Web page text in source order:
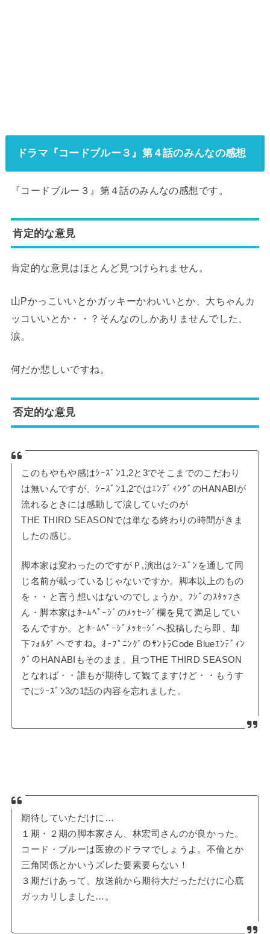
ドラマ『コードブルー３』第４話のみんなの感想
『コードブルー３』第４話のみんなの感想です。
肯定的な意見
肯定的な意見はほとんど見つけられません。
山Pかっこいいとかガッキーかわいいとか、大ちゃんカ
ッコいいとか・・？そんなのしかありませんでした、
涙。
何だか悲しいですね。
否定的な意見
このもやもや感はｼｰｽﾞﾝ1,2と3でそこまでのこだわり
は無いんですが、ｼｰｽﾞﾝ1,2ではｴﾝﾃﾞｨﾝｸﾞのHANABIが
流れるときには感動して涙していたのが
THE THIRD SEASONでは単なる終わりの時間がきま
したの感じ。
脚本家は変わったのですがＰ,演出はｼｰｽﾞﾝを通して同
じ名前が載っているじゃないですか。脚本以上のもの
を・・と言う想いはないのでしょうか。ﾌｼﾞのｽﾀｯﾌさ
ん・脚本家はﾎｰﾑﾍﾟｰｼﾞのﾒｯｾｰｼﾞ欄を見て満足してい
るんですか。とﾎｰﾑﾍﾟｰｼﾞﾒｯｾｰｼﾞへ投稿したら即、却
下ﾌｫﾙﾀﾞへですね。ｵｰﾌﾟﾆﾝｸﾞのｻﾝﾄﾗCode Blueｴﾝﾃﾞｨﾝ
ｸﾞのHANABIもそのまま。且つTHE THIRD SEASON
となれば・・誰もが期待して観てますけど・・もうす
でにｼｰｽﾞﾝ3の1話の内容を忘れました。
期待していただけに…
１期・２期の脚本家さん、林宏司さんのが良かった。
コード・ブルーは医療のドラマでしょうよ。不倫とか
三角関係とかいうズレた要素要らない！
３期だけあって、放送前から期待大だっただけに心底
ガッカリしました…。